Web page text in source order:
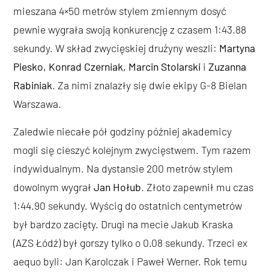
mieszana 4×50 metrów stylem zmiennym dosyć
pewnie wygrała swoją konkurencję z czasem 1:43.88
sekundy. W skład zwycięskiej drużyny weszli: Martyna
Piesko, Konrad Czerniak, Marcin Stolarski iZuzanna
Rabiniak. Za nimi znalazły się dwie ekipy G-8 Bielan
Warszawa.
Zaledwie niecałe pół godziny później akademicy
mogli się cieszyć kolejnym zwycięstwem. Tym razem
indywidualnym. Na dystansie 200 metrów stylem
dowolnym wygrałJan Hołub. Złoto zapewnił mu czas
1:44.90 sekundy. Wyścig do ostatnich centymetrów
był bardzo zacięty. Drugi na mecie Jakub Kraska
(AZS Łódź) był gorszy tylko o 0.08 sekundy. Trzeci ex
aequo byli: Jan Karolczak i Paweł Werner. Rok temu